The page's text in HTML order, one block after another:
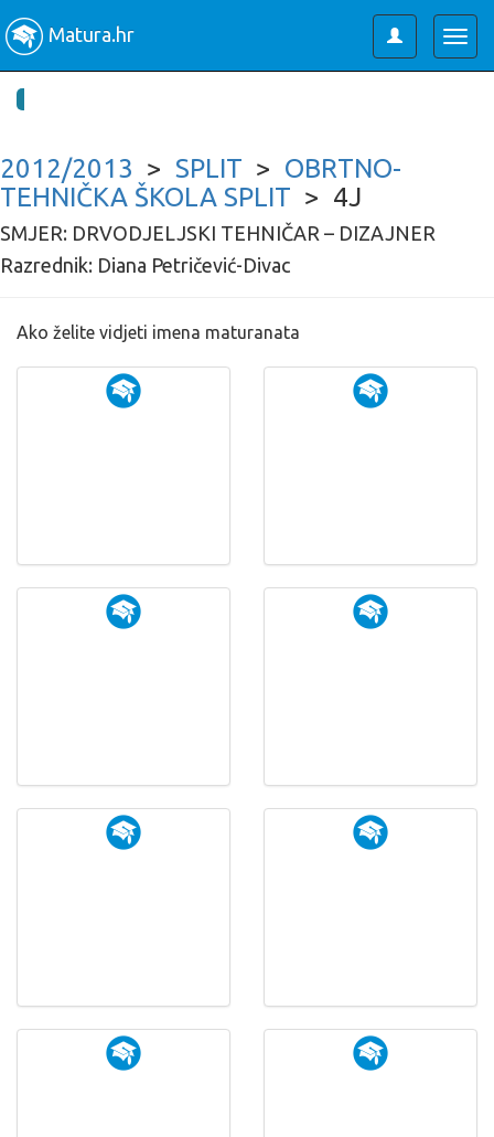
Toggle
user
Matura.hr
2012/2013 > SPLIT > OBRTNO-
TEHNIČKA ŠKOLA SPLIT > 4J
SMJER: DRVODJELJSKI TEHNIČAR – DIZAJNER
Razrednik: Diana Petričević-Divac
Ako želite vidjeti imena maturanata